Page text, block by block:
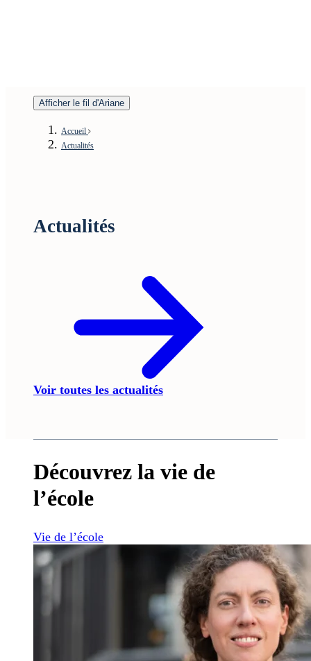
Afficher le fil d'Ariane
Accueil
Actualités
Actualités
Voir toutes les actualités
Découvrez la vie de
l’école
Vie de l’école